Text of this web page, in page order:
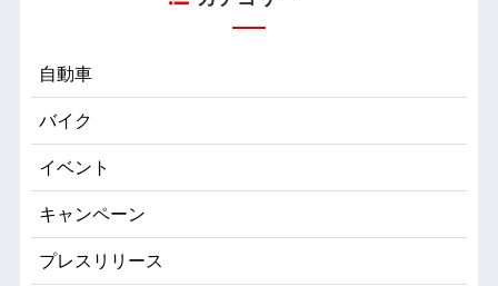
自動車
バイク
イベント
キャンペーン
プレスリリース